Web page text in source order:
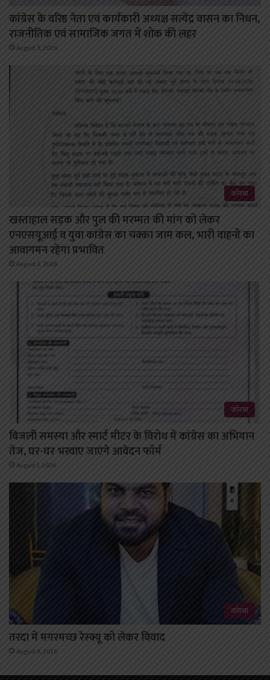
कांग्रेस के वरिष्ठ नेता एवं कार्यकारी अध्यक्ष सत्येंद्र वासन का निधन,
राजनीतिक एवं सामाजिक जगत में शोक की लहर
August 3, 2026
कोरबा
खस्ताहाल सड़क और पुल की मरम्मत की मांग को लेकर
एनएसयूआई व युवा कांग्रेस का चक्का जाम कल, भारी वाहनों का
आवागमन रहेगा प्रभावित
August 3, 2026
कोरबा
बिजली समस्या और स्मार्ट मीटर के विरोध में कांग्रेस का अभियान
तेज, घर-घर भरवाए जाएंगे आवेदन फॉर्म
August 1, 2026
कोरबा
तरदा में मगरमच्छ रेस्क्यू को लेकर विवाद
August 8, 2026